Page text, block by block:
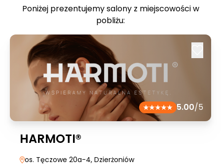
Poniżej prezentujemy salony z miejscowości w
pobliżu:
5.00/5
HARMOTI®
os. Tęczowe 20a-4, Dzierżoniów